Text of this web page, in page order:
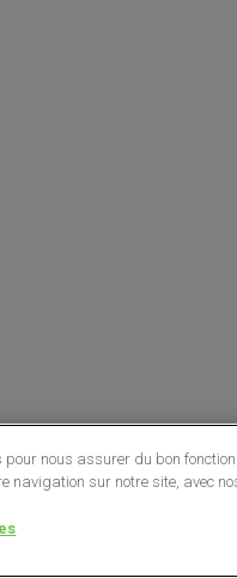
pour nous assurer du bon
navigation sur notre site, avec